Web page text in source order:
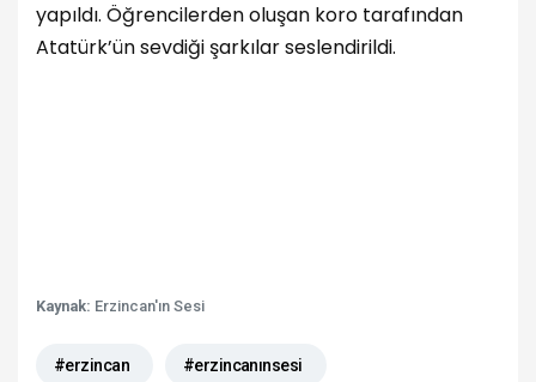
yapıldı. Öğrencilerden oluşan koro tarafından
Atatürk’ün sevdiği şarkılar seslendirildi.
Kaynak: Erzincan'ın Sesi
#erzincan #erzincanınsesi